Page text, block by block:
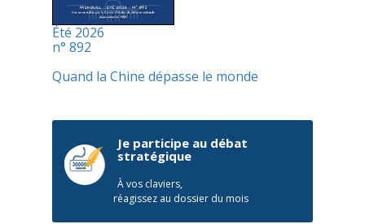
Été 2026
n° 892
Quand la Chine dépasse le monde
Je participe au débat
stratégique
À vos claviers,
réagissez au dossier du mois